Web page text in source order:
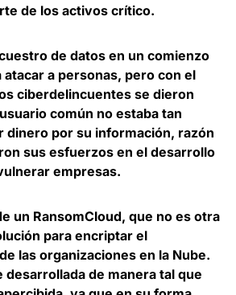
de los activos crítico.
de datos en un comienzo
a personas, pero con el
ciberdelincuentes se dieron
común no estaba tan
dinero por su información, razón
sus esfuerzos en el desarrollo
empresas.
un RansomCloud, que no es otra
para encriptar el
las organizaciones en la Nube.
desarrollada de manera tal que